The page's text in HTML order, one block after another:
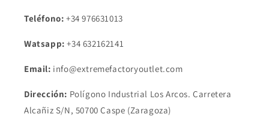
Teléfono: +34 976631013
Watsapp:+34 632162141
Email: info@extremefactoryoutlet.com
Dirección: Polígono Industrial Los Arcos. Carretera
Alcañiz S/N, 50700 Caspe (Zaragoza)